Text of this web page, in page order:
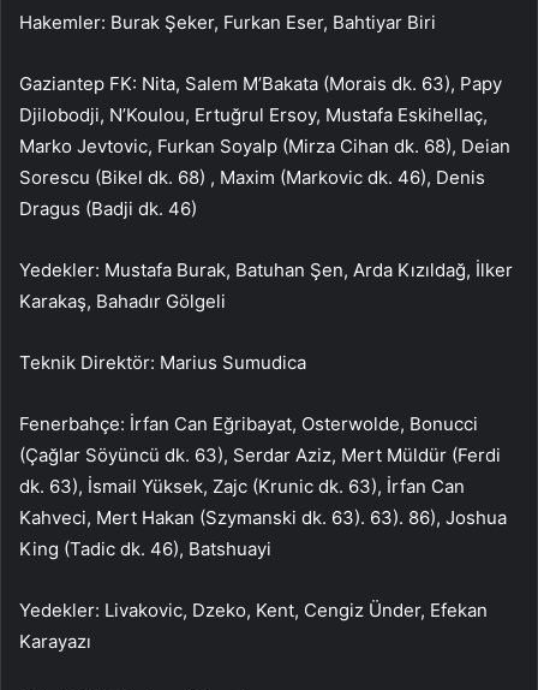
Hakemler: Burak Şeker, Furkan Eser, Bahtiyar Biri
Gaziantep FK: Nita, Salem M’Bakata (Morais dk. 63), Papy
Djilobodji, N’Koulou, Ertuğrul Ersoy, Mustafa Eskihellaç,
Marko Jevtovic, Furkan Soyalp (Mirza Cihan dk. 68), Deian
Sorescu (Bikel dk. 68) , Maxim (Markovic dk. 46), Denis
Dragus (Badji dk. 46)
Yedekler: Mustafa Burak, Batuhan Şen, Arda Kızıldağ, İlker
Karakaş, Bahadır Gölgeli
Teknik Direktör: Marius Sumudica
Fenerbahçe: İrfan Can Eğribayat, Osterwolde, Bonucci
(Çağlar Söyüncü dk. 63), Serdar Aziz, Mert Müldür (Ferdi
dk. 63), İsmail Yüksek, Zajc (Krunic dk. 63), İrfan Can
Kahveci, Mert Hakan (Szymanski dk. 63). 63). 86), Joshua
King (Tadic dk. 46), Batshuayi
Yedekler: Livakovic, Dzeko, Kent, Cengiz Ünder, Efekan
Karayazı